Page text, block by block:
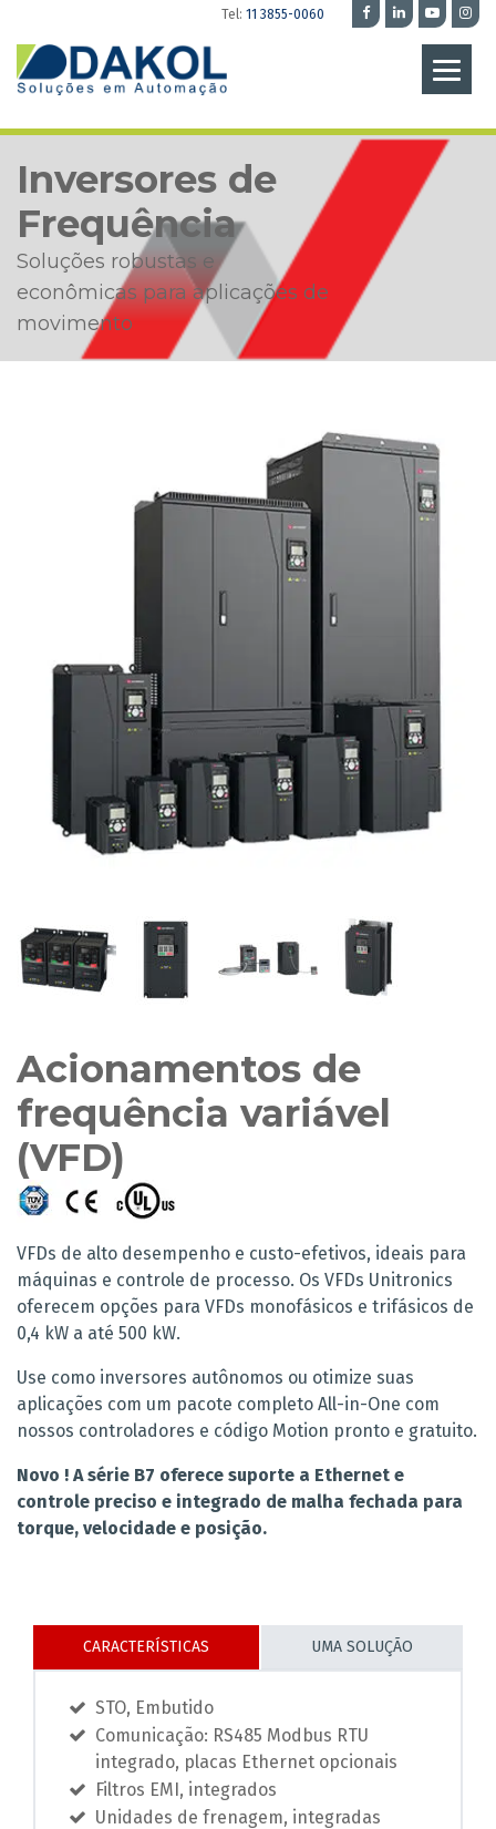
Tel: 11 3855-0060
Inversores de
Frequência
Soluções robustas e
econômicas para aplicações de
movimento
Acionamentos de
frequência variável
(VFD)
VFDs de alto desempenho e custo-efetivos, ideais para
máquinas e controle de processo. Os VFDs Unitronics
oferecem opções para VFDs monofásicos e trifásicos de
0,4 kW a até 500 kW.
Use como inversores autônomos ou otimize suas
aplicações com um pacote completo All-in-One com
nossos controladores e código Motion pronto e gratuito.
Novo ! A série B7 oferece suporte a Ethernet e
controle preciso e integrado de malha fechada para
torque, velocidade e posição.
CARACTERÍSTICAS UMA SOLUÇÃO
STO, Embutido
Comunicação: RS485 Modbus RTU
integrado, placas Ethernet opcionais
Filtros EMI, integrados
Unidades de frenagem, integradas